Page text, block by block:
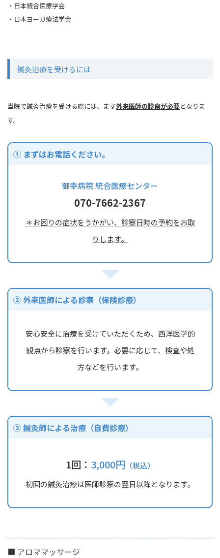
・日本統合医療学会
・日本ヨーガ療法学会
鍼灸治療を受けるには
当院で鍼灸治療を受ける際には、まず外来医師の診察が必要となりま
す。
① まずはお電話ください。
御幸病院 統合医療センター
070-7662-2367
＊お困りの症状をうかがい、診察日時の予約をお取
りします。
② 外来医師による診察（保険診療）
安心安全に治療を受けていただくため、西洋医学的
観点から診察を行います。必要に応じて、検査や処
方などを行います。
③ 鍼灸師による治療（自費診療）
1回： 3,000円 （税込）
初回の鍼灸治療は医師診察の翌日以降となります。
■ アロママッサージ